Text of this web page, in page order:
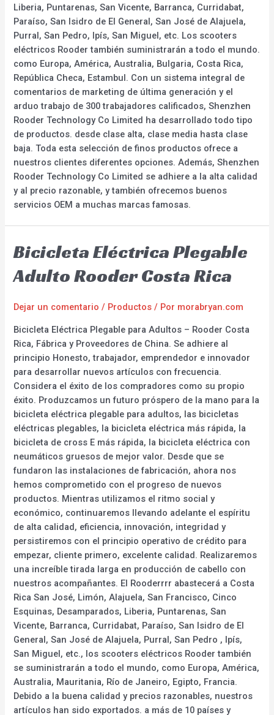
Liberia, Puntarenas, San Vicente, Barranca, Curridabat,
Paraíso, San Isidro de El General, San José de Alajuela,
Purral, San Pedro, Ipís, San Miguel, etc. Los scooters
eléctricos Rooder también suministrarán a todo el mundo.
como Europa, América, Australia, Bulgaria, Costa Rica,
República Checa, Estambul. Con un sistema integral de
comentarios de marketing de última generación y el
arduo trabajo de 300 trabajadores calificados, Shenzhen
Rooder Technology Co Limited ha desarrollado todo tipo
de productos. desde clase alta, clase media hasta clase
baja. Toda esta selección de finos productos ofrece a
nuestros clientes diferentes opciones. Además, Shenzhen
Rooder Technology Co Limited se adhiere a la alta calidad
y al precio razonable, y también ofrecemos buenos
servicios OEM a muchas marcas famosas.
Bicicleta Eléctrica Plegable
Adulto Rooder Costa Rica
Dejar un comentario / Productos / Por morabryan.com
Bicicleta Eléctrica Plegable para Adultos – Rooder Costa
Rica, Fábrica y Proveedores de China. Se adhiere al
principio Honesto, trabajador, emprendedor e innovador
para desarrollar nuevos artículos con frecuencia.
Considera el éxito de los compradores como su propio
éxito. Produzcamos un futuro próspero de la mano para la
bicicleta eléctrica plegable para adultos, las bicicletas
eléctricas plegables, la bicicleta eléctrica más rápida, la
bicicleta de cross E más rápida, la bicicleta eléctrica con
neumáticos gruesos de mejor valor. Desde que se
fundaron las instalaciones de fabricación, ahora nos
hemos comprometido con el progreso de nuevos
productos. Mientras utilizamos el ritmo social y
económico, continuaremos llevando adelante el espíritu
de alta calidad, eficiencia, innovación, integridad y
persistiremos con el principio operativo de crédito para
empezar, cliente primero, excelente calidad. Realizaremos
una increíble tirada larga en producción de cabello con
nuestros acompañantes. El Rooderrrr abastecerá a Costa
Rica San José, Limón, Alajuela, San Francisco, Cinco
Esquinas, Desamparados, Liberia, Puntarenas, San
Vicente, Barranca, Curridabat, Paraíso, San Isidro de El
General, San José de Alajuela, Purral, San Pedro , Ipís,
San Miguel, etc., los scooters eléctricos Rooder también
se suministrarán a todo el mundo, como Europa, América,
Australia, Mauritania, Río de Janeiro, Egipto, Francia.
Debido a la buena calidad y precios razonables, nuestros
artículos han sido exportados. a más de 10 países y